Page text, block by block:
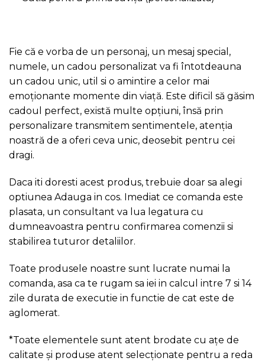
Fie că e vorba de un personaj, un mesaj special,
numele, un cadou personalizat va fi întotdeauna
un cadou unic, util si o amintire a celor mai
emoționante momente din viață. Este dificil să găsim
cadoul perfect, există multe opțiuni, însă prin
personalizare transmitem sentimentele, atenția
noastră de a oferi ceva unic, deosebit pentru cei
dragi.
Daca iti doresti acest produs, trebuie doar sa alegi
optiunea Adauga in cos. Imediat ce comanda este
plasata, un consultant va lua legatura cu
dumneavoastra pentru confirmarea comenzii si
stabilirea tuturor detaliilor.
Toate produsele noastre sunt lucrate numai la
comanda, asa ca te rugam sa iei in calcul intre 7 si 14
zile durata de executie in functie de cat este de
aglomerat.
*Toate elementele sunt atent brodate cu ațe de
calitate și produse atent selecționate pentru a reda